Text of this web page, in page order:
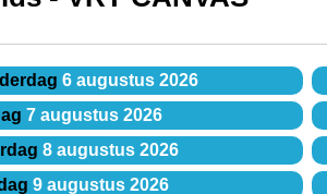
6 augustus 2026
7 augustus 2026
8 augustus 2026
9 augustus 2026